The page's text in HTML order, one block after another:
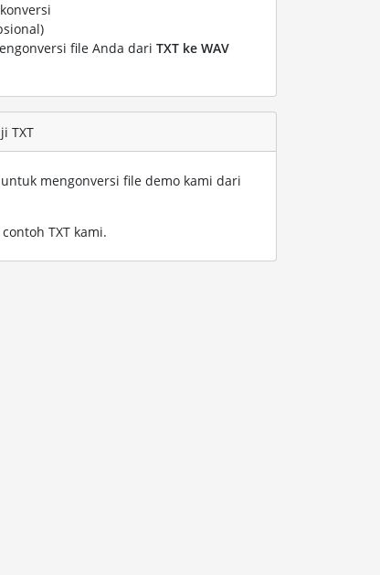
file Anda dari TXT ke WAV
TXT
mengonversi file demo kami dari
TXT kami.